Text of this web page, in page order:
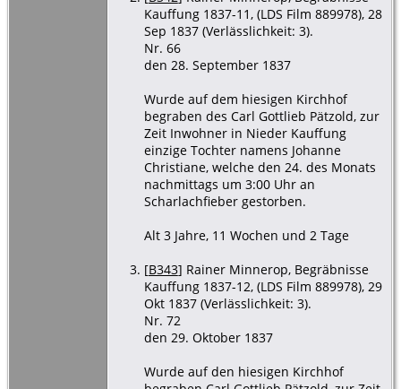
Kauffung 1837-11, (LDS Film 889978), 28
Sep 1837 (Verlässlichkeit: 3).
Nr. 66
den 28. September 1837
Wurde auf dem hiesigen Kirchhof
begraben des Carl Gottlieb Pätzold, zur
Zeit Inwohner in Nieder Kauffung
einzige Tochter namens Johanne
Christiane, welche den 24. des Monats
nachmittags um 3:00 Uhr an
Scharlachfieber gestorben.
Alt 3 Jahre, 11 Wochen und 2 Tage
[B343] Rainer Minnerop, Begräbnisse
Kauffung 1837-12, (LDS Film 889978), 29
Okt 1837 (Verlässlichkeit: 3).
Nr. 72
den 29. Oktober 1837
Wurde auf den hiesigen Kirchhof